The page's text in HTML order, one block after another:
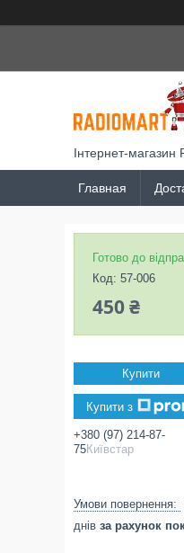
Інтернет-магазин
Главная
Готово до
Код: 57-006
450 ₴
Купити
Купити з
+380 (97) 214-87-
75Київстар
днів за рахунок